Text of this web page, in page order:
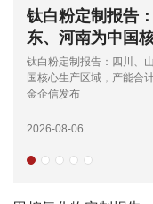
2026-
解高纯
调研及
中金企
2026-2032年
区域细分市